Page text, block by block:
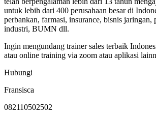
untuk lebih dari 400 perusahaan besar di
perbankan, farmasi, insurance, bisnis jaringan,
industri, BUMN dll.
Ingin mengundang trainer sales terbaik
atau online training via zoom atau aplikasi
Hubungi
Fransisca
082110502502